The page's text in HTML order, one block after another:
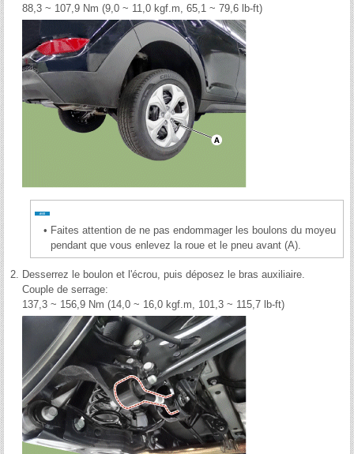
88,3 ~ 107,9 Nm (9,0 ~ 11,0 kgf.m, 65,1 ~ 79,6 lb-ft)
• Faites attention de ne pas endommager les boulons du moyeu
pendant que vous enlevez la roue et le pneu avant (A).
2. Desserrez le boulon et l'écrou, puis déposez le bras auxiliaire.
Couple de serrage:
137,3 ~ 156,9 Nm (14,0 ~ 16,0 kgf.m, 101,3 ~ 115,7 lb-ft)